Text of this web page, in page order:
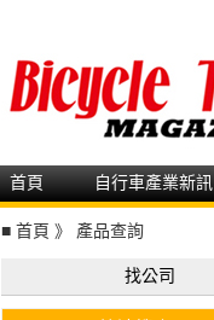
首頁 自行車產業新訊
■ 首頁 》 產品查詢
找公司